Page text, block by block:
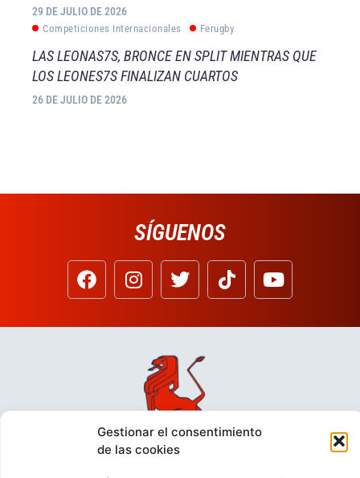
Gestionar el consentimiento
de las cookies
29 DE JULIO DE 2026
Competiciones Internacionales Ferugby
LAS LEONAS7S, BRONCE EN SPLIT MIENTRAS QUE
LOS LEONES7S FINALIZAN CUARTOS
26 DE JULIO DE 2026
SÍGUENOS